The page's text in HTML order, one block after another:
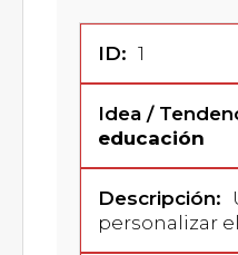
1
educación
personalizar